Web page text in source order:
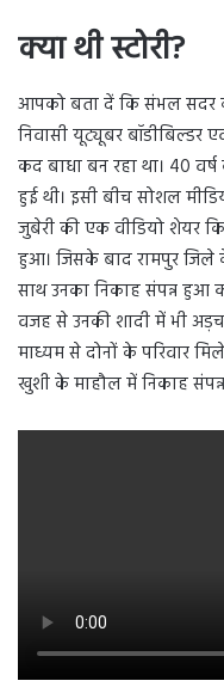
क्या थी स्टोरी?
आपको बता दें कि संभल सदर
निवासी यूट्यूबर बॉडीबिल्डर
कद बाधा बन रहा था। 40
हुई थी। इसी बीच सोशल
जुबेरी की एक वीडियो शेयर
हुआ। जिसके बाद रामपुर जिले
साथ उनका निकाह संपन्न हुआ
वजह से उनकी शादी में भी
माध्यम से दोनों के परिवार
खुशी के माहौल में निकाह